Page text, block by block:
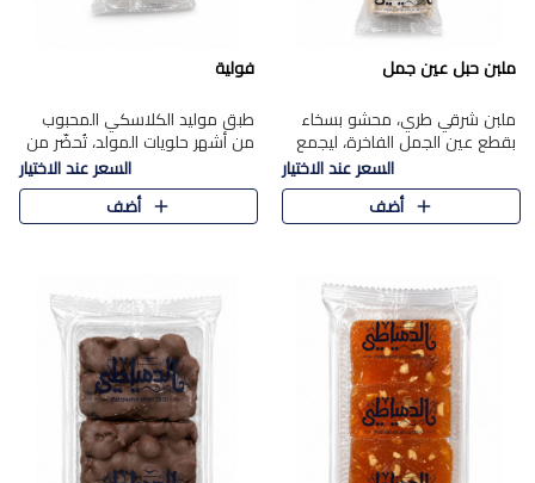
ملبن حبل عين جمل
ملبن شرقي طري، محشو بسخاء
بقطع عين الجمل الفاخرة، ليجمع
بين القوام الناعم وقرمشة الجوز
في مذاق شرقي أصيل.
السعر عند الاختيار
أضف
فولية
طبق موليد الكلاسكي المحبوب
من أشهر حلويات المولد، تُحضّر من
فول سوداني محمص بعناية
ومغلف بطبقة رقيقة من السكر
المكرمل، لتمنحك قرمشة أصيلة
السعر عند الاختيار
أضف